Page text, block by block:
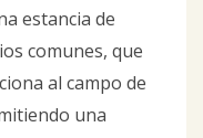
estancia de
comunes, que
al campo de
una